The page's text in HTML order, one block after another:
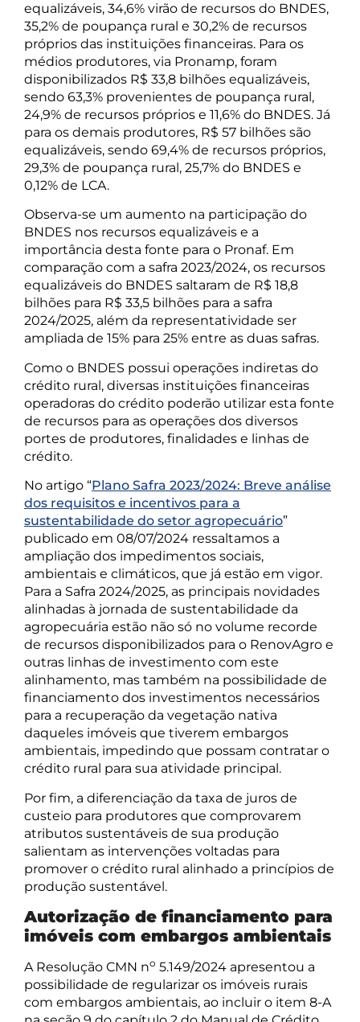
equalizáveis, 34,6% virão de recursos do BNDES,
35,2% de poupança rural e 30,2% de recursos
próprios das instituições financeiras. Para os
médios produtores, via Pronamp, foram
disponibilizados R$ 33,8 bilhões equalizáveis,
sendo 63,3% provenientes de poupança rural,
24,9% de recursos próprios e 11,6% do BNDES. Já
para os demais produtores, R$ 57 bilhões são
equalizáveis, sendo 69,4% de recursos próprios,
29,3% de poupança rural, 25,7% do BNDES e
0,12% de LCA.
Observa-se um aumento na participação do
BNDES nos recursos equalizáveis e a
importância desta fonte para o Pronaf. Em
comparação com a safra 2023/2024, os recursos
equalizáveis do BNDES saltaram de R$ 18,8
bilhões para R$ 33,5 bilhões para a safra
2024/2025, além da representatividade ser
ampliada de 15% para 25% entre as duas safras.
Como o BNDES possui operações indiretas do
crédito rural, diversas instituições financeiras
operadoras do crédito poderão utilizar esta fonte
de recursos para as operações dos diversos
portes de produtores, finalidades e linhas de
crédito.
No artigo “Plano Safra 2023/2024: Breve análise
dos requisitos e incentivos para a
sustentabilidade do setor agropecuário”
publicado em 08/07/2024 ressaltamos a
ampliação dos impedimentos sociais,
ambientais e climáticos, que já estão em vigor.
Para a Safra 2024/2025, as principais novidades
alinhadas à jornada de sustentabilidade da
agropecuária estão não só no volume recorde
de recursos disponibilizados para o RenovAgro e
outras linhas de investimento com este
alinhamento, mas também na possibilidade de
financiamento dos investimentos necessários
para a recuperação da vegetação nativa
daqueles imóveis que tiverem embargos
ambientais, impedindo que possam contratar o
crédito rural para sua atividade principal.
Por fim, a diferenciação da taxa de juros de
custeio para produtores que comprovarem
atributos sustentáveis de sua produção
salientam as intervenções voltadas para
promover o crédito rural alinhado a princípios de
produção sustentável.
Autorização de financiamento para
imóveis com embargos ambientais
A Resolução CMN no 5.149/2024 apresentou a
possibilidade de regularizar os imóveis rurais
com embargos ambientais, ao incluir o item 8-A